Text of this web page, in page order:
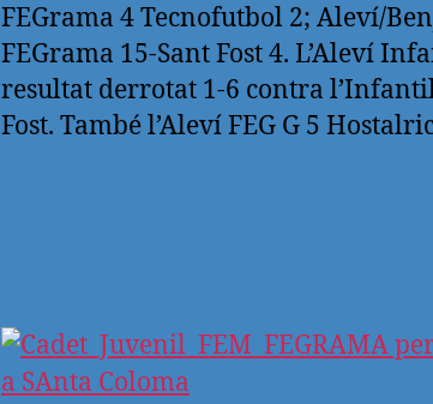
FEGrama 4 Tecnofutbol 2; Aleví/
FEGrama 15-Sant Fost 4. L’Aleví
resultat derrotat 1-6 contra
Fost. També l’Aleví FEG G 5